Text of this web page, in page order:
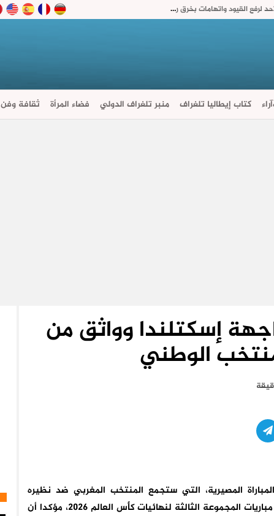
مدريد تصعّد ضد روما بعد أزمة سبتة.. مهلة حتى الأحد لرفع القيود واتهامات بخرق روح “شنغن”
كتاب إيطاليا تلغراف منبر تلغراف الدولي فضاء المرأة ثقافة وفن
إسكتلندا وواثق من
الوطني
المصيرية، التي ستجمع المنتخب المغربي ضد نظيره
الاسكتلندي مساء اليوم الجمعة ،برسم الجولة الثانية من مباريات المجموعة الثالثة لنهائيات كأس العالم 2026، مؤكدا أن